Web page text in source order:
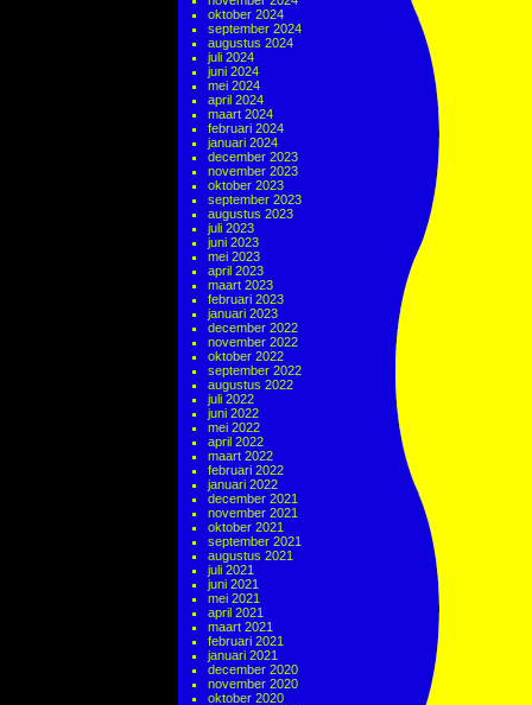
oktober 2024
september 2024
augustus 2024
juli 2024
juni 2024
mei 2024
april 2024
maart 2024
februari 2024
januari 2024
december 2023
november 2023
oktober 2023
september 2023
augustus 2023
juli 2023
juni 2023
mei 2023
april 2023
maart 2023
februari 2023
januari 2023
december 2022
november 2022
oktober 2022
september 2022
augustus 2022
juli 2022
juni 2022
mei 2022
april 2022
maart 2022
februari 2022
januari 2022
december 2021
november 2021
oktober 2021
september 2021
augustus 2021
juli 2021
juni 2021
mei 2021
april 2021
maart 2021
februari 2021
januari 2021
december 2020
november 2020
oktober 2020